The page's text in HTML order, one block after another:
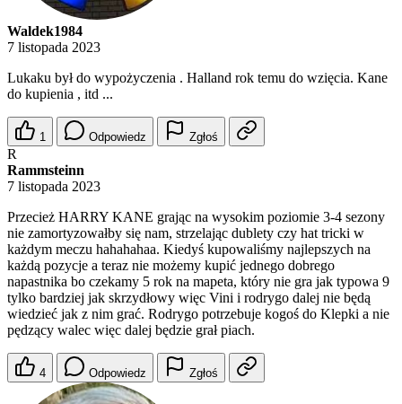
Waldek1984
7 listopada 2023
Lukaku był do wypożyczenia . Halland rok temu do wzięcia. Kane
do kupienia , itd ...
1 Odpowiedz Zgłoś
R
Rammsteinn
7 listopada 2023
Przecież HARRY KANE grając na wysokim poziomie 3-4 sezony
nie zamortyzowałby się nam, strzelając dublety czy hat tricki w
każdym meczu hahahahaa. Kiedyś kupowaliśmy najlepszych na
każdą pozycje a teraz nie możemy kupić jednego dobrego
napastnika bo czekamy 5 rok na mapeta, który nie gra jak typowa 9
tylko bardziej jak skrzydłowy więc Vini i rodrygo dalej nie będą
wiedzieć jak z nim grać. Rodrygo potrzebuje kogoś do Klepki a nie
pędzący walec więc dalej będzie grał piach.
4 Odpowiedz Zgłoś